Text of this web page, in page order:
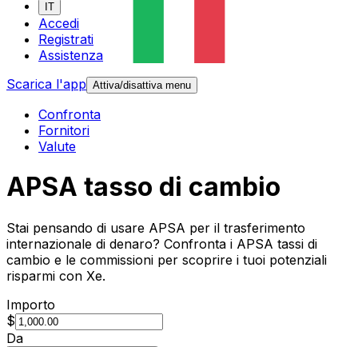
IT
Accedi
Registrati
Assistenza
Scarica l'app Attiva/disattiva menu
Confronta
Fornitori
Valute
APSA tasso di cambio
Stai pensando di usare APSA per il trasferimento
internazionale di denaro? Confronta i APSA tassi di
cambio e le commissioni per scoprire i tuoi potenziali
risparmi con Xe.
Importo
$
Da